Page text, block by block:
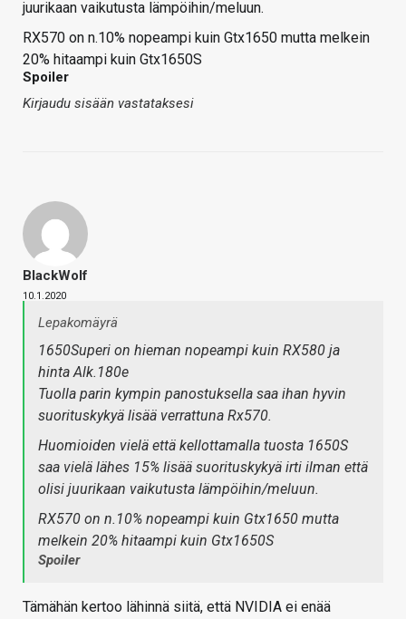
juurikaan vaikutusta lämpöihin/meluun.
RX570 on n.10% nopeampi kuin Gtx1650 mutta melkein
20% hitaampi kuin Gtx1650S
Spoiler
Kirjaudu sisään vastataksesi
BlackWolf
10.1.2020
Lepakomäyrä
1650Superi on hieman nopeampi kuin RX580 ja
hinta Alk.180e
Tuolla parin kympin panostuksella saa ihan hyvin
suorituskykyä lisää verrattuna Rx570.
Huomioiden vielä että kellottamalla tuosta 1650S
saa vielä lähes 15% lisää suorituskykyä irti ilman että
olisi juurikaan vaikutusta lämpöihin/meluun.
RX570 on n.10% nopeampi kuin Gtx1650 mutta
melkein 20% hitaampi kuin Gtx1650S
Spoiler
Tämähän kertoo lähinnä siitä, että NVIDIA ei enää